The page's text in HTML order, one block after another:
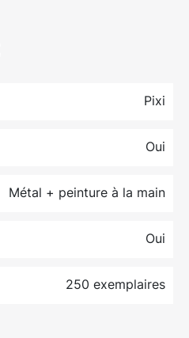
Pixi
Oui
Métal + peinture à la main
Oui
250 exemplaires